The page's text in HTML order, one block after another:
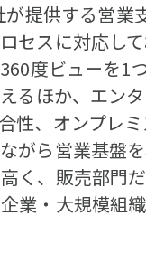
提供する営業
セスに対応し
度ビューを1
るほか、エン
性、オンプレ
がら営業基盤
く、販売部門
業・大規模組